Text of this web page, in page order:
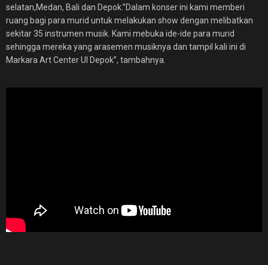
selatan,Medan, Bali dan Depok.”Dalam konser ini kami memberi
ruang bagi para murid untuk melakukan show dengan melibatkan
sekitar 35 instrumen musik. Kami mebuka ide-ide para murid
sehingga mereka yang arasemen musiknya dan tampil kali ini di
Markara Art Center UI Depok”, tambahnya.